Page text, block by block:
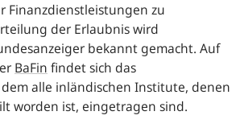
Finanzdienstleistungen zu
der Erlaubnis wird
bekannt gemacht. Auf
BaFin findet sich das
alle inländischen Institute, denen
worden ist, eingetragen sind.